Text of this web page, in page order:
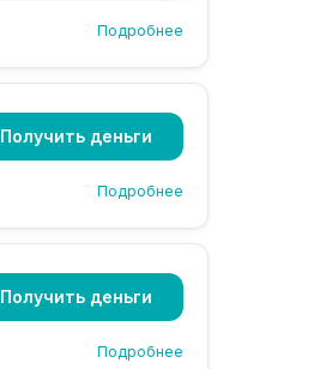
Подробнее
Получить деньги
Подробнее
Получить деньги
Подробнее